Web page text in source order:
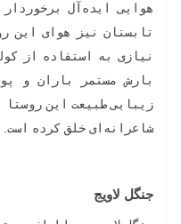
هوایی ایده‌آل
تابستان نیز هوای این
نیازی به استفاده از
بارش مستمر باران و
زیبایی طبیعت این روستا
شاعرانه‌ای خلق کرده است.
جنگل لاویج